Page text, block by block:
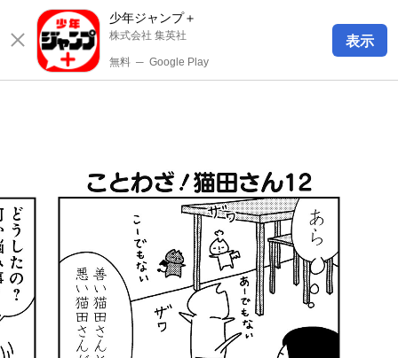
少年ジャンプ＋
株式会社 集英社
無料 ─ Google Play
表示